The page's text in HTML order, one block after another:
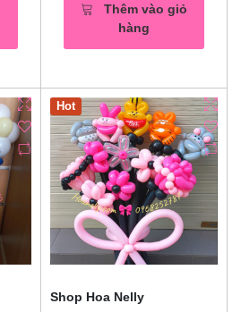
Thêm vào giỏ
hàng
Hot
Shop Hoa Nelly